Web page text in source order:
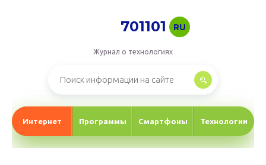
701101 RU
Журнал о технологиях
Интернет Программы Смартфоны Технологии